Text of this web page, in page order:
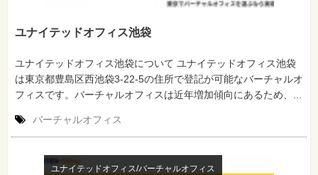
ユナイテッドオフィス池袋
ユナイテッドオフィス池袋について ユナイテッドオフィス池袋
は東京都豊島区西池袋3-22-5の住所で登記が可能なバーチャルオ
フィスです。バーチャルオフィスは近年増加傾向にあるため、...
バーチャルオフィス
ユナイテッドオフィス/バーチャルオフィス